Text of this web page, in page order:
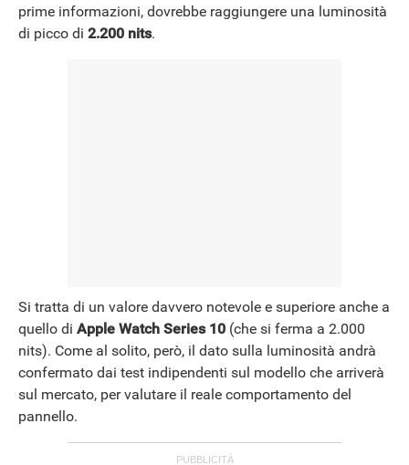
prime informazioni, dovrebbe raggiungere una luminosità
di picco di 2.200 nits.
Si tratta di un valore davvero notevole e superiore anche a
quello di Apple Watch Series 10 (che si ferma a 2.000
nits). Come al solito, però, il dato sulla luminosità andrà
confermato dai test indipendenti sul modello che arriverà
sul mercato, per valutare il reale comportamento del
pannello.